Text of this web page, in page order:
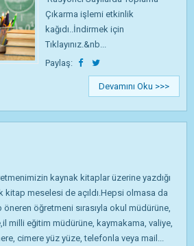
Çıkarma işlemi etkinlik
kağıdı..İndirmek için
Tıklayınız.&nb...
Paylaş:
Devamını Oku >>>
kaynak kitaplar üzerine yazdığı
kitap meselesi de açıldı.Hepsi olmasa da
öneren öğretmeni sırasıyla okul müdürüne,
milli eğitim müdürüne, kaymakama, valiye,
cimere yüz yüze, telefonla veya mail...